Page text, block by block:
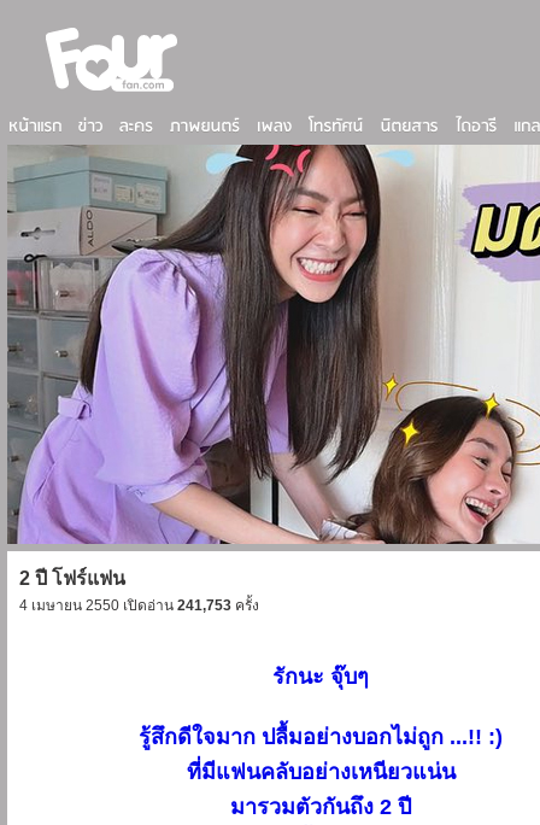
2 ปี โฟร์แฟน
4 เมษายน 2550 เปิดอ่าน 241,753 ครั้ง
รักนะ จุ๊บๆ
รู้สึกดีใจมาก ปลื้มอย่างบอกไม่ถูก ...!! :)
ที่มีแฟนคลับอย่างเหนียวแน่น
มารวมตัวกันถึง 2 ปี